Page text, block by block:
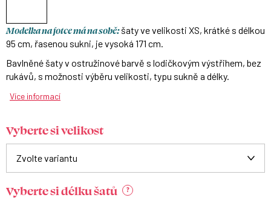
Modelka na fotce má na sobě:šaty ve velikosti XS, krátké s délkou
95 cm, řasenou sukni, je vysoká 171 cm.
Bavlněné šaty v ostružinové barvě s lodičkovým výstřihem, bez
rukávů, s možnosti výběru velikosti, typu sukně a délky.
Více informací
Vyberte si velikost
Vyberte si délku šatů ?